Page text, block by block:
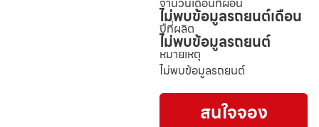
ไม่พบข้อมูลรถยนต์เดือน
ปีที่ผลิต
ไม่พบข้อมูลรถยนต์
หมายเหตุ
ไม่พบข้อมูลรถยนต์
สนใจจอง